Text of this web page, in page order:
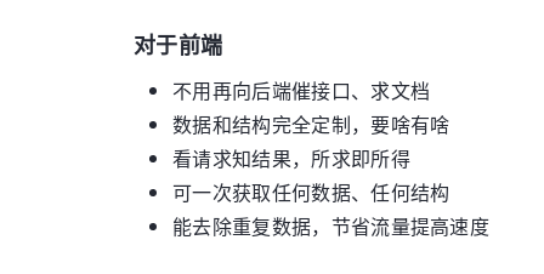
对于前端
不用再向后端催接口、求文档
数据和结构完全定制，要啥有啥
看请求知结果，所求即所得
可一次获取任何数据、任何结构
能去除重复数据，节省流量提高速度